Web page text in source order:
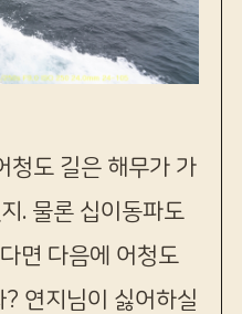
도 길은 해무가 가
. 물론 십이동파도
면 다음에 어청도
연지님이 싫어하실